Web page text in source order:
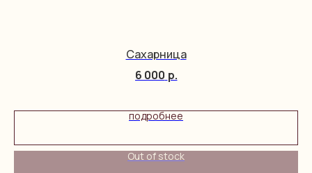
Сахарница
6 000 р.
подробнее
Out of stock